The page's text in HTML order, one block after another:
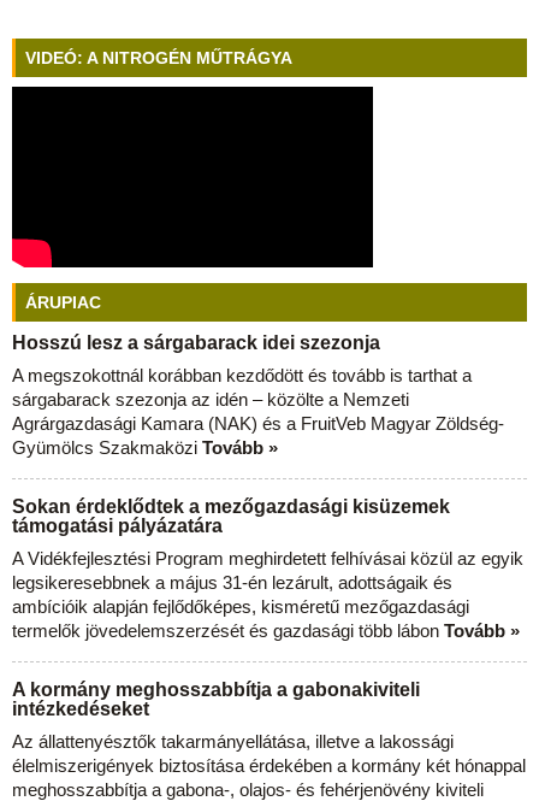
VIDEÓ: A NITROGÉN MŰTRÁGYA
ÁRUPIAC
Hosszú lesz a sárgabarack idei szezonja
A megszokottnál korábban kezdődött és tovább is tarthat a
sárgabarack szezonja az idén – közölte a Nemzeti
Agrárgazdasági Kamara (NAK) és a FruitVeb Magyar Zöldség-
Gyümölcs Szakmaközi Tovább »
Sokan érdeklődtek a mezőgazdasági kisüzemek
támogatási pályázatára
A Vidékfejlesztési Program meghirdetett felhívásai közül az egyik
legsikeresebbnek a május 31-én lezárult, adottságaik és
ambícióik alapján fejlődőképes, kisméretű mezőgazdasági
termelők jövedelemszerzését és gazdasági több lábon Tovább »
A kormány meghosszabbítja a gabonakiviteli
intézkedéseket
Az állattenyésztők takarmányellátása, illetve a lakossági
élelmiszerigények biztosítása érdekében a kormány két hónappal
meghosszabbítja a gabona-, olajos- és fehérjenövény kiviteli